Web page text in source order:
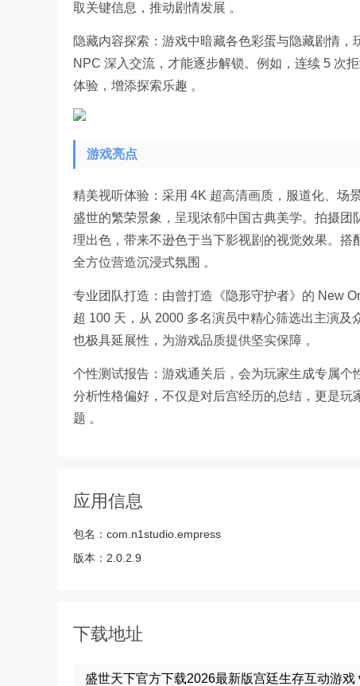
取关键信息，推动剧情发展 。
隐藏内容探索：游戏中暗藏各色彩蛋与隐藏剧情
NPC 深入交流，才能逐步解锁。例如，连续 5 次
体验，增添探索乐趣 。
游戏亮点
精美视听体验：采用 4K 超高清画质，服道化、场
盛世的繁荣景象，呈现浓郁中国古典美学。拍摄
理出色，带来不逊色于当下影视剧的视觉效果。搭
全方位营造沉浸式氛围 。
专业团队打造：由曾打造《隐形守护者》的 New
超 100 天，从 2000 多名演员中精心筛选出主演
也极具延展性，为游戏品质提供坚实保障 。
个性测试报告：游戏通关后，会为玩家生成专属
分析性格偏好，不仅是对后宫经历的总结，更是
题 。
应用信息
包名： com.n1studio.empress
版本： 2.0.2.9
下载地址
盛世天下官方下载2026最新版宫廷生存互动游戏